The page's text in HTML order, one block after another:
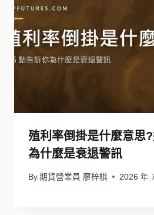
殖利率倒掛是什麼意思
為什麼是衰退警訊
By 期貨營業員 廖梓棋 2026 年